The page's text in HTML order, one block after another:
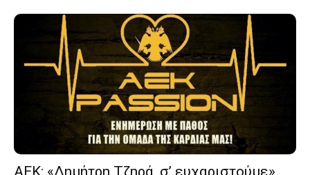
ΑΕΚ: «Δημήτρη Τζηρά, σ’ ευχαριστούμε»